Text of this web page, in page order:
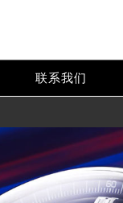
联系我们